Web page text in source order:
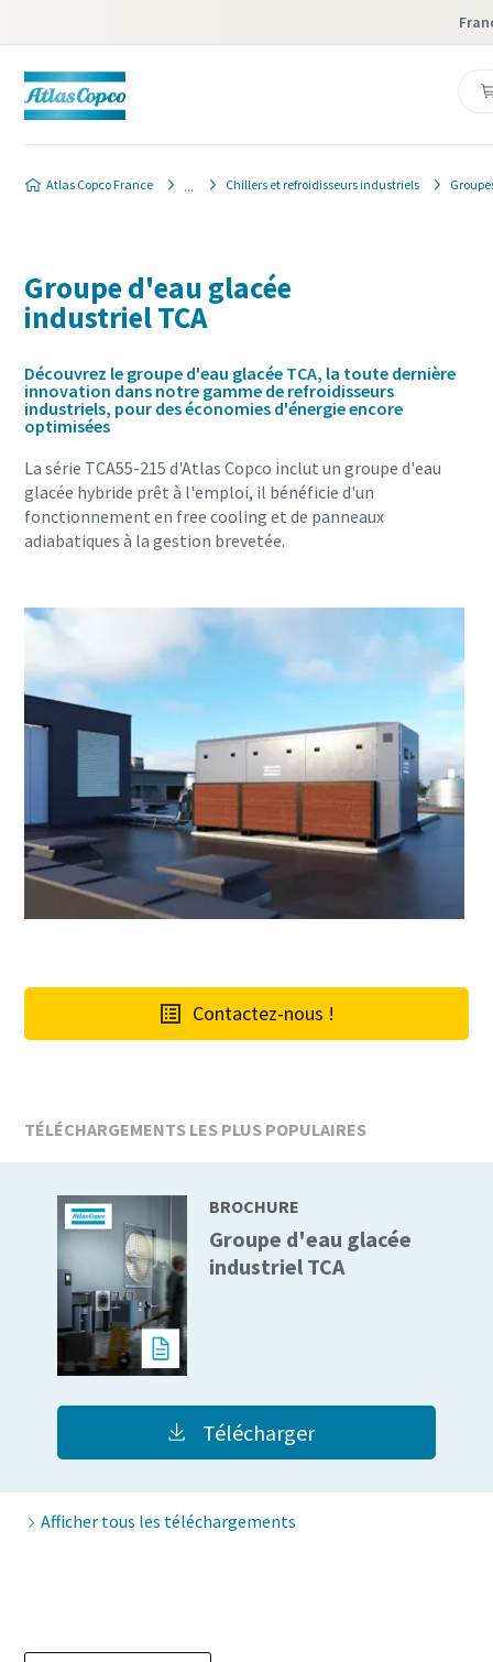
Atlas Copco France Chillers et refroidisseurs industriels
Optimisez votre débit d'air avec un contrôleur
Tuyauterie en acier inoxydable pour les
Vous pouvez désormais vous procurer vos tuyaux en acier
comprimé directement auprès d'Atlas Copco. Rationalisez
faisant appel à un seul fournisseur.
En savoir plus sur la tuyauterie en acier inoxydable
Groupe d'eau glacée
industriel TCA
Découvrez le groupe d'eau glacée TCA, la toute dernière
innovation dans notre gamme de refroidisseurs
industriels, pour des économies d'énergie encore
optimisées
La série TCA55-215 d'Atlas Copco inclut un groupe d'eau
glacée hybride prêt à l'emploi, il bénéficie d'un
fonctionnement en free cooling et de panneaux
adiabatiques à la gestion brevetée.
Contactez-nous !
TÉLÉCHARGEMENTS LES PLUS POPULAIRES
BROCHURE
Groupe d'eau glacée
industriel TCA
Télécharger
Afficher tous les téléchargements